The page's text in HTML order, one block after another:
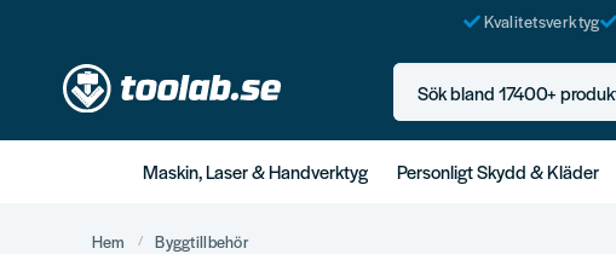
Kvalitetsverktyg
Sök bland 17400+ produkter..
Maskin, Laser & Handverktyg Personligt Skydd & Kläder
Hem Byggtillbehör